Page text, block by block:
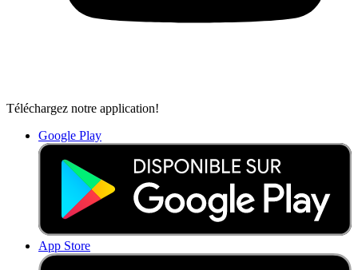
Téléchargez notre application!
Google Play
App Store